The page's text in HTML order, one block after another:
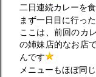
二日連続カレーを
まず一日目に行っ
ここは、前回のカ
の姉妹店的なお店
んです
メニューもほぼ同